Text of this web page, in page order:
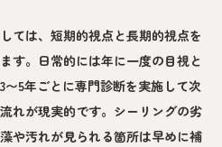
ては、短期的視点と長期的視点を
す。日常的には年に一度の目視と
5年ごとに専門診断を実施して次
れが現実的です。シーリングの劣
や汚れが見られる箇所は早めに補